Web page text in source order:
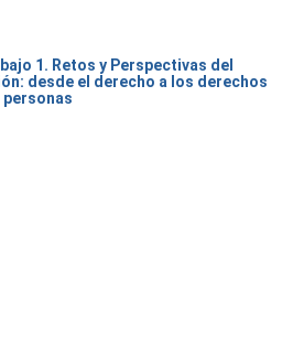
1. Retos y Perspectivas del
desde el derecho a los derechos